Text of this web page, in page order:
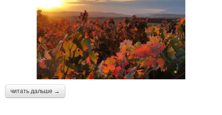
читать дальше →